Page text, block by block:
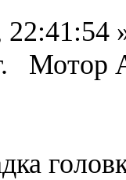
Мотор